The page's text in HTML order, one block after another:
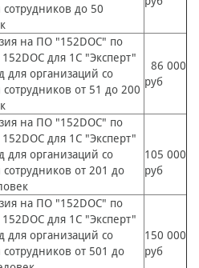
сотрудников до 50
на ПО "152DOC" по
для 1С "Эксперт"
для организаций со
от 51 до 200
86 000
руб
на ПО "152DOC" по
для 1С "Эксперт"
для организаций со
сотрудников от 201 до
105 000
руб
на ПО "152DOC" по
для 1С "Эксперт"
для организаций со
сотрудников от 501 до
150 000
руб